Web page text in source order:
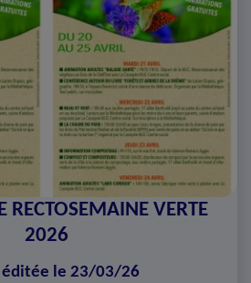
RECTOSEMAINE VERTE
2026
éditée le 23/03/26